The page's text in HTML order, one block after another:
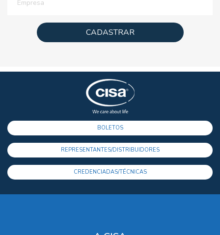
CADASTRAR
BOLETOS
REPRESENTANTES/DISTRIBUIDORES
CREDENCIADAS/TÉCNICAS